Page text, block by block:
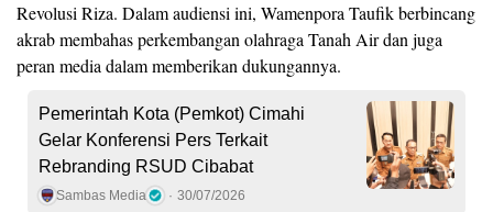
Revolusi Riza. Dalam audiensi ini, Wamenpora Taufik berbincang
akrab membahas perkembangan olahraga Tanah Air dan juga
peran media dalam memberikan dukungannya.
Pemerintah Kota (Pemkot) Cimahi
Gelar Konferensi Pers Terkait
Rebranding RSUD Cibabat
Sambas Media 30/07/2026